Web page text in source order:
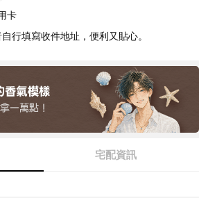
卡
行填寫收件地址，便利又貼心。
宅配資訊